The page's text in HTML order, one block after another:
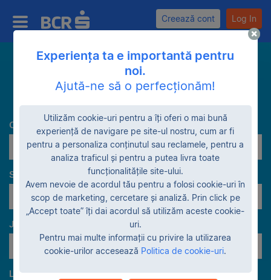
Creează cont Log In
Caută
Categorie
Terenuri
Stadiu garanție
Vânzare voluntară
Judeţe
Toate judeţele
Localităţi
Experiența ta e importantă pentru
noi.
Ajută-ne să o perfecționăm!
Utilizăm cookie-uri pentru a îți oferi o mai bună
experiență de navigare pe site-ul nostru, cum ar fi
pentru a personaliza conținutul sau reclamele, pentru a
analiza traficul și pentru a putea livra toate
funcționalitățile site-ului.
Avem nevoie de acordul tău pentru a folosi cookie-uri în
scop de marketing, cercetare și analiză. Prin click pe
„Accept toate” îți dai acordul să utilizăm aceste cookie-
uri.
Pentru mai multe informații cu privire la utilizarea
cookie-urilor accesează Politica de cookie-uri.